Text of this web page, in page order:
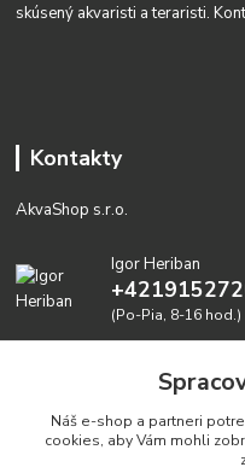
skúsený akvaristi a teraristi.
Kontakty
AkvaShop s.r.o.
Igor Heriban
(Po-Pia, 8-16 hod.)
Náš e-shop a partneri
cookies, aby Vám mohli